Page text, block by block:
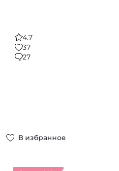
4.7
37
27
В избранное